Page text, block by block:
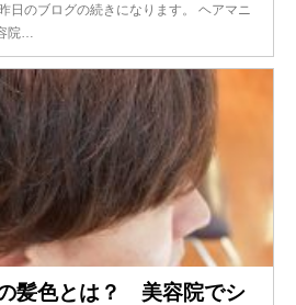
日のブログの続きになります。 ヘアマニ
院…
髪色とは？ 美容院でシ